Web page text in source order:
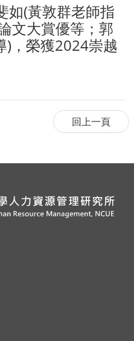
如(黃敦群老師指
文大賞優等；郭
)，榮獲2024崇越